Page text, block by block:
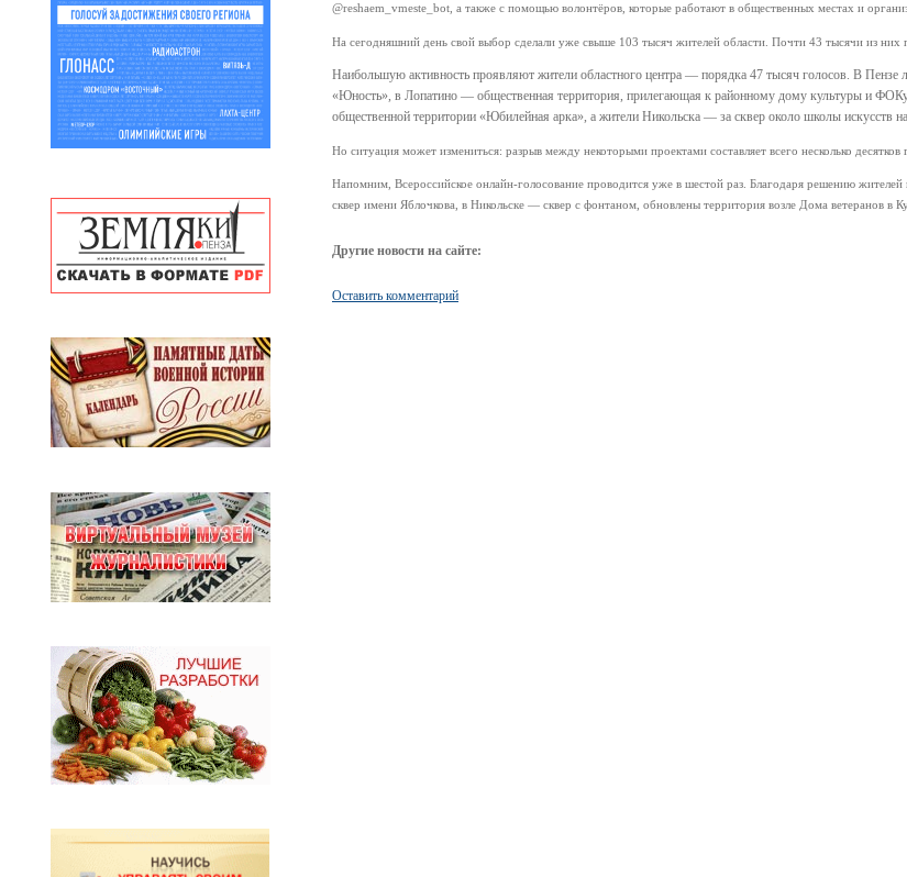
@reshaem_vmeste_bot, а также с помощью волонтёров, которые работают в общественных местах и
На сегодняшний день свой выбор сделали уже свыше 103 тысяч жителей области. Почти 43 тысячи из них
Наибольшую активность проявляют жители областного центра — порядка 47 тысяч голосов. В
«Юность», в Лопатино — общественная территория, прилегающая к районному дому культуры и
общественной территории «Юбилейная арка», а жители Никольска — за сквер около школы искусств
Но ситуация может измениться: разрыв между некоторыми проектами составляет всего несколько десятков
Напомним, Всероссийское онлайн-голосование проводится уже в шестой раз. Благодаря решению
сквер имени Яблочкова, в Никольске — сквер с фонтаном, обновлены территория возле Дома ветеранов в
Другие новости на сайте:
Оставить комментарий